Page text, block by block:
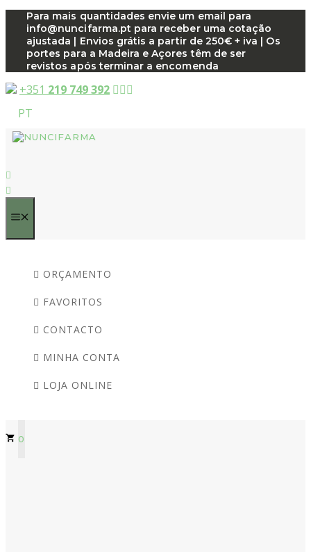
Saltar
para
conteúdo
Para mais quantidades envie um email para
info@nuncifarma.pt para receber uma cotação
ajustada | Envios grátis a partir de 250€ + iva | Os
portes para a Madeira e Açores têm de ser
revistos após terminar a encomenda
+351 219 749 392
PT
ORÇAMENTO
FAVORITOS
CONTACTO
MINHA CONTA
LOJA ONLINE
0